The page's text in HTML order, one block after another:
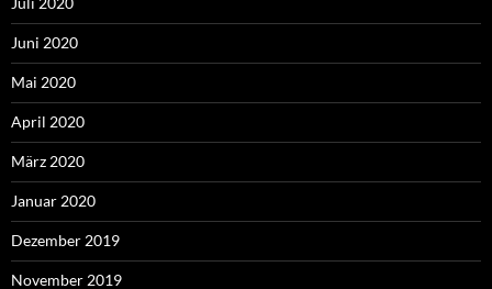
Juni 2020
Mai 2020
April 2020
März 2020
Januar 2020
Dezember 2019
November 2019